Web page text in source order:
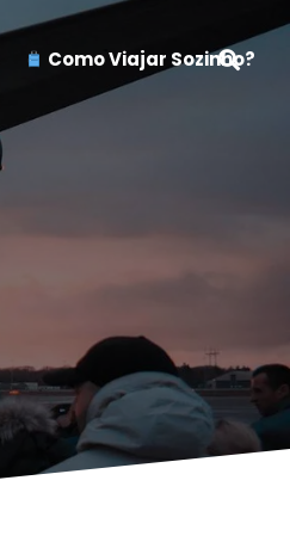
Como Viajar Sozinho?